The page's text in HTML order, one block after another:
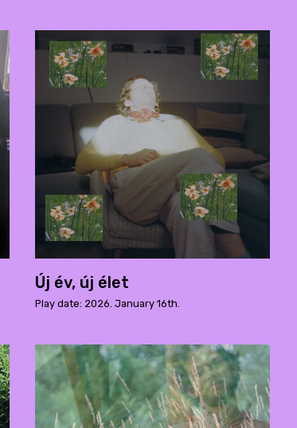
Új év, új élet
Play date: 2026. January 16th.